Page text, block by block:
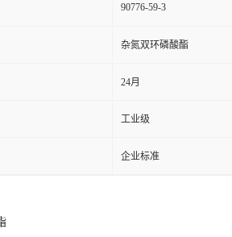
90776-59-3
杂氮双环磷酸酯
24月
工业级
企业标准